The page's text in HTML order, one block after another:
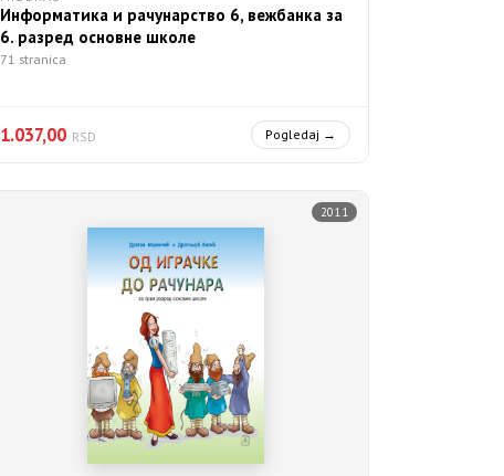
Информатика и рачунарство 6, вежбанка за
6. разред основне школе
71 stranica
1.037,00 RSD Pogledaj →
2011